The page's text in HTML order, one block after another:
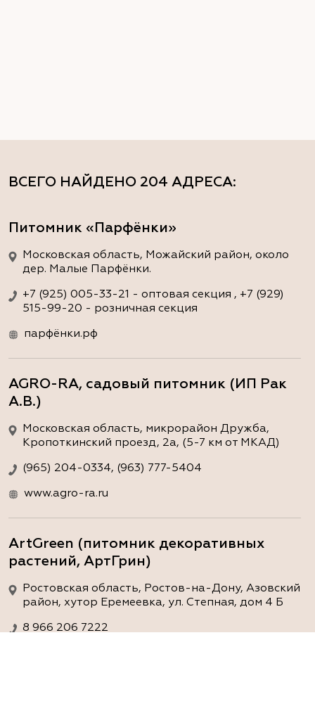
ВСЕГО НАЙДЕНО 204 АДРЕСА:
Питомник «Парфёнки»
Московская область, Можайский район, около
дер. Малые Парфёнки.
+7 (925) 005-33-21 - оптовая секция , +7 (929)
515-99-20 - розничная секция
парфёнки.рф
AGRO-RA, садовый питомник (ИП Рак
А.В.)
Московская область, микрорайон Дружба,
Кропоткинский проезд, 2а, (5-7 км от МКАД)
(965) 204-0334, (963) 777-5404
www.agro-ra.ru
ArtGreen (питомник декоративных
растений, АртГрин)
Ростовская область, Ростов-на-Дону, Азовский
район, хутор Еремеевка, ул. Степная, дом 4 Б
8 966 206 7222